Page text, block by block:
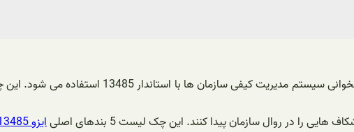
چک لیست ممیزی ابزاری است که توسط مدیران
را در روال سازمان پیدا کنند. این چک لیست 5 بندهای اصلی ایزو 13485